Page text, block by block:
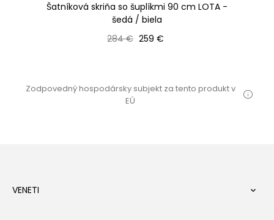
Šatníková skriňa so šuplíkmi 90 cm LOTA -
šedá / biela
Bežná cena
284 € Cena
259 €
Zodpovedný hospodársky subjekt za tento produkt v
EÚ
VENETI 